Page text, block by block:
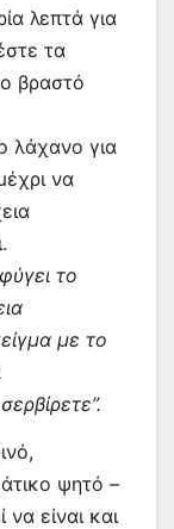
λεπτά για
τα
βραστό
λάχανο για
να
το
με το
ψητό –
είναι και